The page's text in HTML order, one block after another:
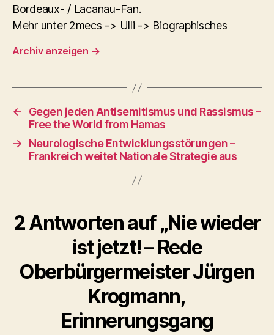
Bordeaux- / Lacanau-Fan.
Mehr unter 2mecs -> Ulli -> Biographisches
Archiv anzeigen →
←
Gegen jeden Antisemitismus und Rassismus –
Free the World from Hamas
→
Neurologische Entwicklungsstörungen –
Frankreich weitet Nationale Strategie aus
2 Antworten auf „Nie wieder
ist jetzt! – Rede
Oberbürgermeister Jürgen
Krogmann,
Erinnerungsgang